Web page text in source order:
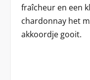
fraîcheur en een
chardonnay het
akkoordje gooit.